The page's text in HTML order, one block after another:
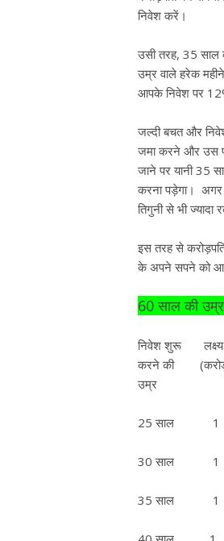
निवेश करें।
उसी तरह, 35
उम्र वाले हरेक
आपके निवेश पर
जल्दी बचत और
जमा करने और उस
जाने पर यानी 35
करना पड़ेगा।
तिगुनी से भी
इस तरह से
के अपने सपने को
60 साल की
निवेश शुरू लक्ष्य
करने की
उम्र
25
30
35